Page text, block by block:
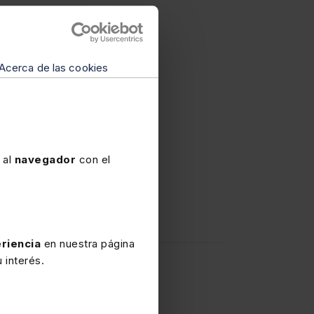
de las cookies
navegador con el
en nuestra página
interés.
de
de la Sala